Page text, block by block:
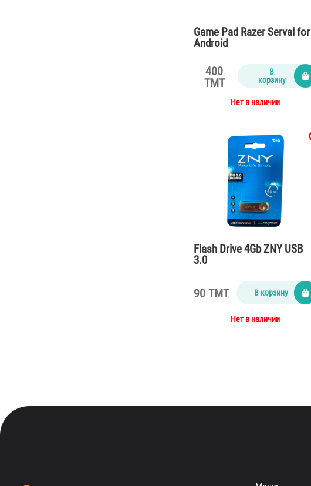
Game Pad Razer Serval for
Android
400
TMT
В
корзину
Нет в наличии
Flash Drive 4Gb ZNY USB
3.0
90 TMT В корзину
Нет в наличии